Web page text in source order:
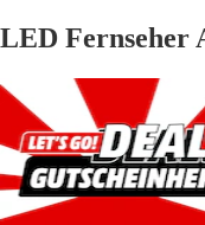
LED Fernseher